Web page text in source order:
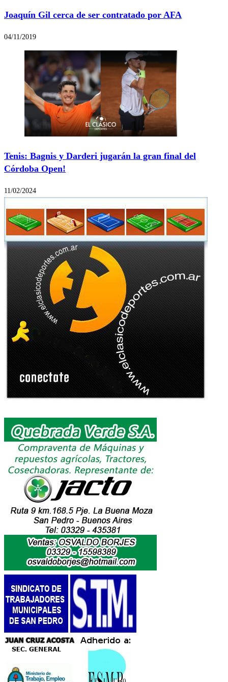
Joaquín Gil cerca de ser contratado por AFA
04/11/2019
Tenis: Bagnis y Darderi jugarán la gran final del
Córdoba Open!
11/02/2024